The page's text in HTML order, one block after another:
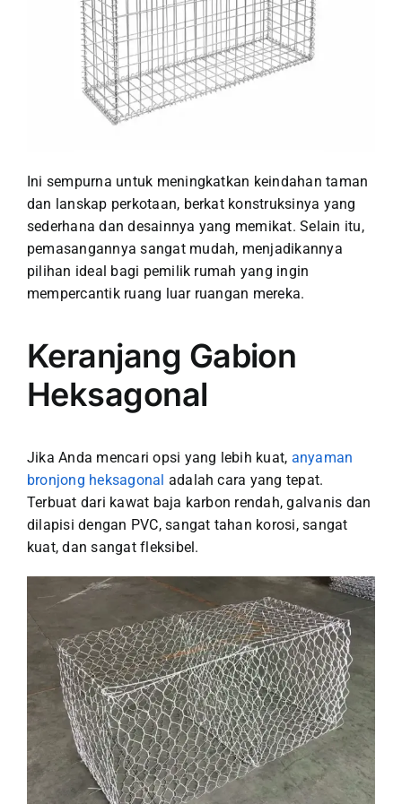
Ini sempurna untuk meningkatkan keindahan taman
dan lanskap perkotaan, berkat konstruksinya yang
sederhana dan desainnya yang memikat. Selain itu,
pemasangannya sangat mudah, menjadikannya
pilihan ideal bagi pemilik rumah yang ingin
mempercantik ruang luar ruangan mereka.
Keranjang Gabion
Heksagonal
Jika Anda mencari opsi yang lebih kuat, anyaman
bronjong heksagonal adalah cara yang tepat.
Terbuat dari kawat baja karbon rendah, galvanis dan
dilapisi dengan PVC, sangat tahan korosi, sangat
kuat, dan sangat fleksibel.